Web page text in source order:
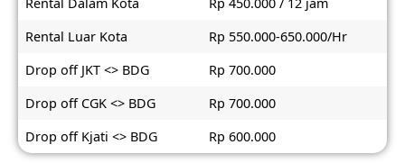
Rental Luar Kota
Rp 550.000-650.000/Hr
Drop off JKT <> BDG
Rp 700.000
Drop off CGK <> BDG
Rp 700.000
Drop off Kjati <> BDG
Rp 600.000